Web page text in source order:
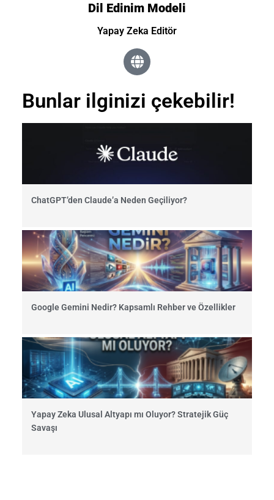
Dil Edinim Modeli
Yapay Zeka Editör
Bunlar ilginizi çekebilir!
ChatGPT’den Claude’a Neden Geçiliyor?
Google Gemini Nedir? Kapsamlı Rehber ve Özellikler
Yapay Zeka Ulusal Altyapı mı Oluyor? Stratejik Güç
Savaşı